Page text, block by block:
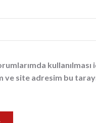
kullanılması
ve site adresim bu